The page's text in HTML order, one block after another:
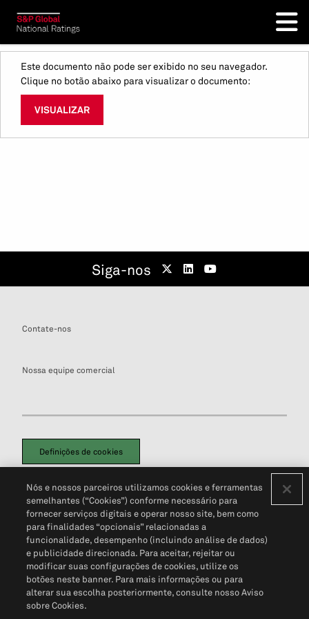
Este documento não pode ser exibido no seu navegador.
Clique no botão abaixo para visualizar o documento:
VISUALIZAR
Siga-nos
Contate-nos
Nossa equipe comercial
Definições de cookies
Política de PrivacidadePortal de privacidade do cliente (em inglês)
Não Venda Minhas Informações Pessoais© 2026 S&P Global
Nós e nossos parceiros utilizamos cookies e ferramentas
semelhantes (“Cookies”) conforme necessário para
fornecer serviços digitais e operar nosso site, bem como
para finalidades “opcionais” relacionadas a
funcionalidade, desempenho (incluindo análise de dados)
e publicidade direcionada. Para aceitar, rejeitar ou
modificar suas configurações de cookies, utilize os
botões neste banner. Para mais informações ou para
alterar sua escolha posteriormente, consulte nosso Aviso
sobre Cookies.